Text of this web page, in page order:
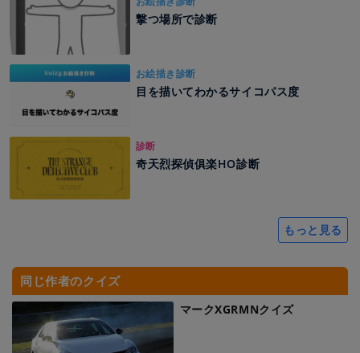
撃つ場所で診断
お絵描き診断
目を描いてわかるサイコパス度
診断
奇天烈探偵俱楽HO診断
もっと見る
同じ作者のクイズ
マークXGRMNクイズ